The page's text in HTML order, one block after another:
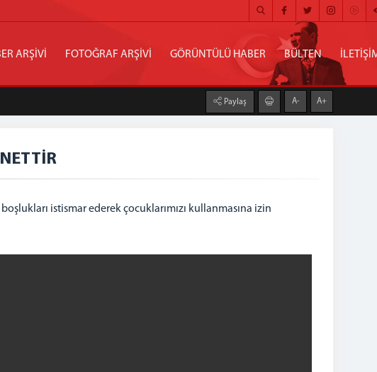
ARŞİVİ FOTOĞRAF ARŞİVİ GÖRÜNTÜLÜ HABER BÜLTEN
Paylaş A- A+
istismar ederek çocuklarımızı kullanmasına izin